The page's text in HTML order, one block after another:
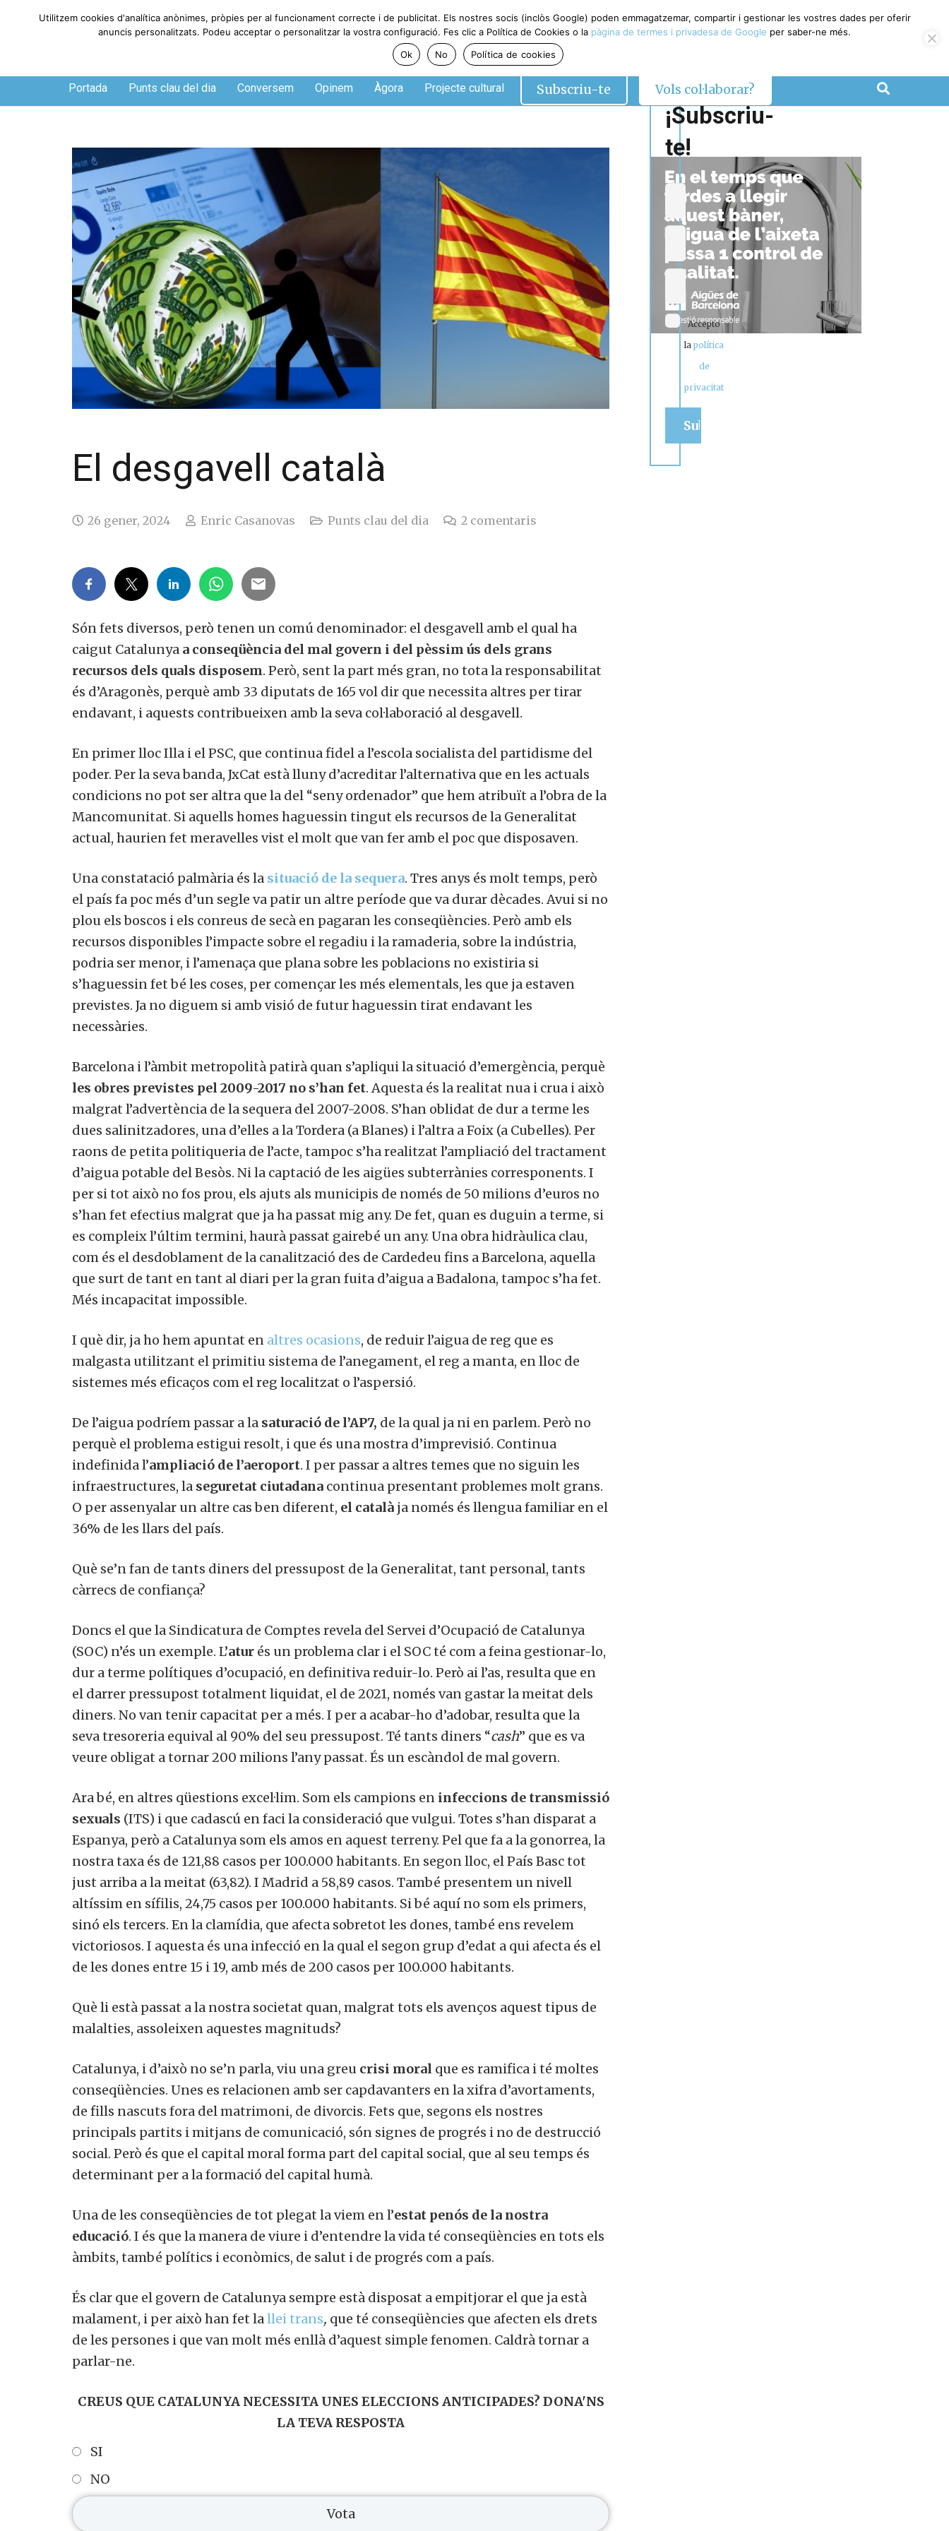
Dissabte, 8 de agosto de 2026
Portada Punts clau del dia Conversem Opinem Àgora Projecte cultural Subscriu-te Vols col·laborar?
El desgavell català
26 gener, 2024 Enric Casanovas Punts clau del dia 2 comentaris
Són fets diversos, però tenen un comú denominador: el desgavell amb el qual ha
caigut Catalunya a conseqüència del mal govern i del pèssim ús dels grans
recursos dels quals disposem. Però, sent la part més gran, no tota la responsabilitat
és d’Aragonès, perquè amb 33 diputats de 165 vol dir que necessita altres per tirar
endavant, i aquests contribueixen amb la seva col·laboració al desgavell.
En primer lloc Illa i el PSC, que continua fidel a l’escola socialista del partidisme del
poder. Per la seva banda, JxCat està lluny d’acreditar l’alternativa que en les actuals
condicions no pot ser altra que la del “seny ordenador” que hem atribuït a l’obra de la
Mancomunitat. Si aquells homes haguessin tingut els recursos de la Generalitat
actual, haurien fet meravelles vist el molt que van fer amb el poc que disposaven.
Una constatació palmària és la situació de la sequera. Tres anys és molt temps, però
el país fa poc més d’un segle va patir un altre període que va durar dècades. Avui si no
plou els boscos i els conreus de secà en pagaran les conseqüències. Però amb els
recursos disponibles l’impacte sobre el regadiu i la ramaderia, sobre la indústria,
podria ser menor, i l’amenaça que plana sobre les poblacions no existiria si
s’haguessin fet bé les coses, per començar les més elementals, les que ja estaven
previstes. Ja no diguem si amb visió de futur haguessin tirat endavant les
necessàries.
Barcelona i l’àmbit metropolità patirà quan s’apliqui la situació d’emergència, perquè
les obres previstes pel 2009-2017 no s’han fet. Aquesta és la realitat nua i crua i això
malgrat l’advertència de la sequera del 2007-2008. S’han oblidat de dur a terme les
dues salinitzadores, una d’elles a la Tordera (a Blanes) i l’altra a Foix (a Cubelles). Per
raons de petita politiqueria de l’acte, tampoc s’ha realitzat l’ampliació del tractament
d’aigua potable del Besòs. Ni la captació de les aigües subterrànies corresponents. I
per si tot això no fos prou, els ajuts als municipis de només de 50 milions d’euros no
s’han fet efectius malgrat que ja ha passat mig any. De fet, quan es duguin a terme, si
es compleix l’últim termini, haurà passat gairebé un any. Una obra hidràulica clau,
com és el desdoblament de la canalització des de Cardedeu fins a Barcelona, aquella
que surt de tant en tant al diari per la gran fuita d’aigua a Badalona, tampoc s’ha fet.
Més incapacitat impossible.
I què dir, ja ho hem apuntat en altres ocasions, de reduir l’aigua de reg que es
malgasta utilitzant el primitiu sistema de l’anegament, el reg a manta, en lloc de
sistemes més eficaços com el reg localitzat o l’aspersió.
De l’aigua podríem passar a la saturació de l’AP7, de la qual ja ni en parlem. Però no
perquè el problema estigui resolt, i que és una mostra d’imprevisió. Continua
indefinida l’ampliació de l’aeroport. I per passar a altres temes que no siguin les
infraestructures, la seguretat ciutadana continua presentant problemes molt grans.
O per assenyalar un altre cas ben diferent, el català ja només és llengua familiar en el
36% de les llars del país.
Què se’n fan de tants diners del pressupost de la Generalitat, tant personal, tants
càrrecs de confiança?
Doncs el que la Sindicatura de Comptes revela del Servei d’Ocupació de Catalunya
(SOC) n’és un exemple. L’atur és un problema clar i el SOC té com a feina gestionar-lo,
dur a terme polítiques d’ocupació, en definitiva reduir-lo. Però ai l’as, resulta que en
el darrer pressupost totalment liquidat, el de 2021, només van gastar la meitat dels
diners. No van tenir capacitat per a més. I per a acabar-ho d’adobar, resulta que la
seva tresoreria equival al 90% del seu pressupost. Té tants diners “cash” que es va
veure obligat a tornar 200 milions l’any passat. És un escàndol de mal govern.
Ara bé, en altres qüestions excel·lim. Som els campions en infeccions de transmissió
sexuals (ITS) i que cadascú en faci la consideració que vulgui. Totes s’han disparat a
Espanya, però a Catalunya som els amos en aquest terreny. Pel que fa a la gonorrea, la
nostra taxa és de 121,88 casos per 100.000 habitants. En segon lloc, el País Basc tot
just arriba a la meitat (63,82). I Madrid a 58,89 casos. També presentem un nivell
altíssim en sífilis, 24,75 casos per 100.000 habitants. Si bé aquí no som els primers,
sinó els tercers. En la clamídia, que afecta sobretot les dones, també ens revelem
victoriosos. I aquesta és una infecció en la qual el segon grup d’edat a qui afecta és el
de les dones entre 15 i 19, amb més de 200 casos per 100.000 habitants.
Què li està passat a la nostra societat quan, malgrat tots els avenços aquest tipus de
malalties, assoleixen aquestes magnituds?
Catalunya, i d’això no se’n parla, viu una greu crisi moral que es ramifica i té moltes
conseqüències. Unes es relacionen amb ser capdavanters en la xifra d’avortaments,
de fills nascuts fora del matrimoni, de divorcis. Fets que, segons els nostres
principals partits i mitjans de comunicació, són signes de progrés i no de destrucció
social. Però és que el capital moral forma part del capital social, que al seu temps és
determinant per a la formació del capital humà.
Una de les conseqüències de tot plegat la viem en l’estat penós de la nostra
educació. I és que la manera de viure i d’entendre la vida té conseqüències en tots els
àmbits, també polítics i econòmics, de salut i de progrés com a país.
És clar que el govern de Catalunya sempre està disposat a empitjorar el que ja està
malament, i per això han fet lallei trans, que té conseqüències que afecten els drets
de les persones i que van molt més enllà d’aquest simple fenomen. Caldrà tornar a
parlar-ne.
CREUS QUE CATALUNYA NECESSITA UNES ELECCIONS ANTICIPADES? DONA'NS
LA TEVA RESPOSTA
SI
NO
¡Subscriu-
te!
Accepto
lapolítica
de
privacitat
Utilitzem cookies d'analítica anònimes, pròpies per al funcionament correcte i de publicitat. Els nostres socis (inclòs Google) poden emmagatzemar, compartir i gestionar les vostres dades per oferir
anuncis personalitzats. Podeu acceptar o personalitzar la vostra configuració. Fes clic a Política de Cookies o la pàgina de termes i privadesa de Google per saber-ne més.
Ok
No Política de cookies